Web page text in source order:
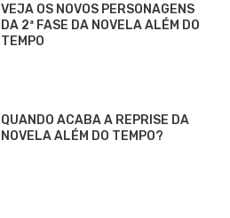
VEJA OS NOVOS PERSONAGENS
DA 2ª FASE DA NOVELA ALÉM DO
TEMPO
QUANDO ACABA A REPRISE DA
NOVELA ALÉM DO TEMPO?